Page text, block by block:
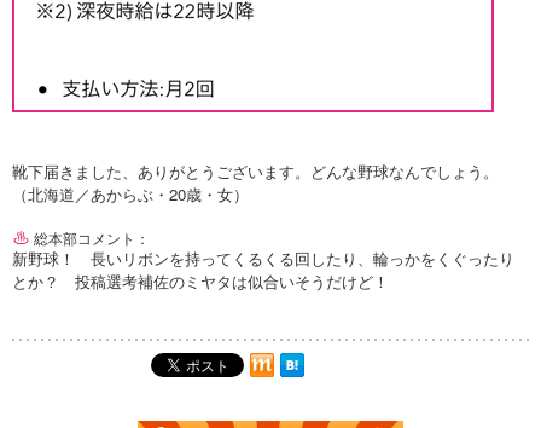
靴下届きました、ありがとうございます。どんな野球なんでしょう。
（北海道／あからぶ・20歳・女）
総本部コメント：
新野球！ 長いリボンを持ってくるくる回したり、輪っかをくぐったり
とか？ 投稿選考補佐のミヤタは似合いそうだけど！